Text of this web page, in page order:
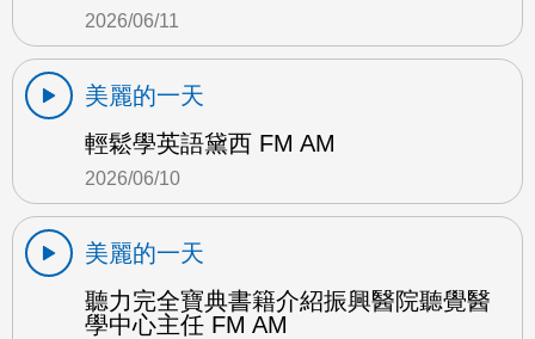
2026/06/11
美麗的一天
輕鬆學英語黛西 FM AM
2026/06/10
美麗的一天
聽力完全寶典書籍介紹振興醫院聽覺醫
學中心主任 FM AM